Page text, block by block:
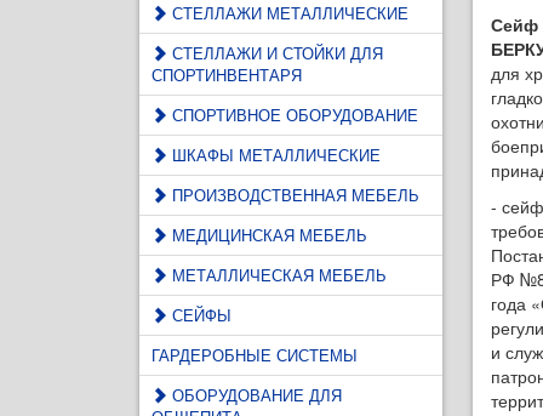
СТЕЛЛАЖИ МЕТАЛЛИЧЕСКИЕ
СТЕЛЛАЖИ И СТОЙКИ ДЛЯ
СПОРТИНВЕНТАРЯ
СПОРТИВНОЕ ОБОРУДОВАНИЕ
ШКАФЫ МЕТАЛЛИЧЕСКИЕ
ПРОИЗВОДСТВЕННАЯ МЕБЕЛЬ
МЕДИЦИНСКАЯ МЕБЕЛЬ
МЕТАЛЛИЧЕСКАЯ МЕБЕЛЬ
СЕЙФЫ
ГАРДЕРОБНЫЕ СИСТЕМЫ
ОБОРУДОВАНИЕ ДЛЯ
Сейф
для
-
РФ
года
и